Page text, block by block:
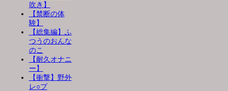
吹き】
【禁断の体
験】
【総集編】ふ
つうのおんな
のこ
【耐久オナニ
ー】
【衝撃】野外
レ○プ